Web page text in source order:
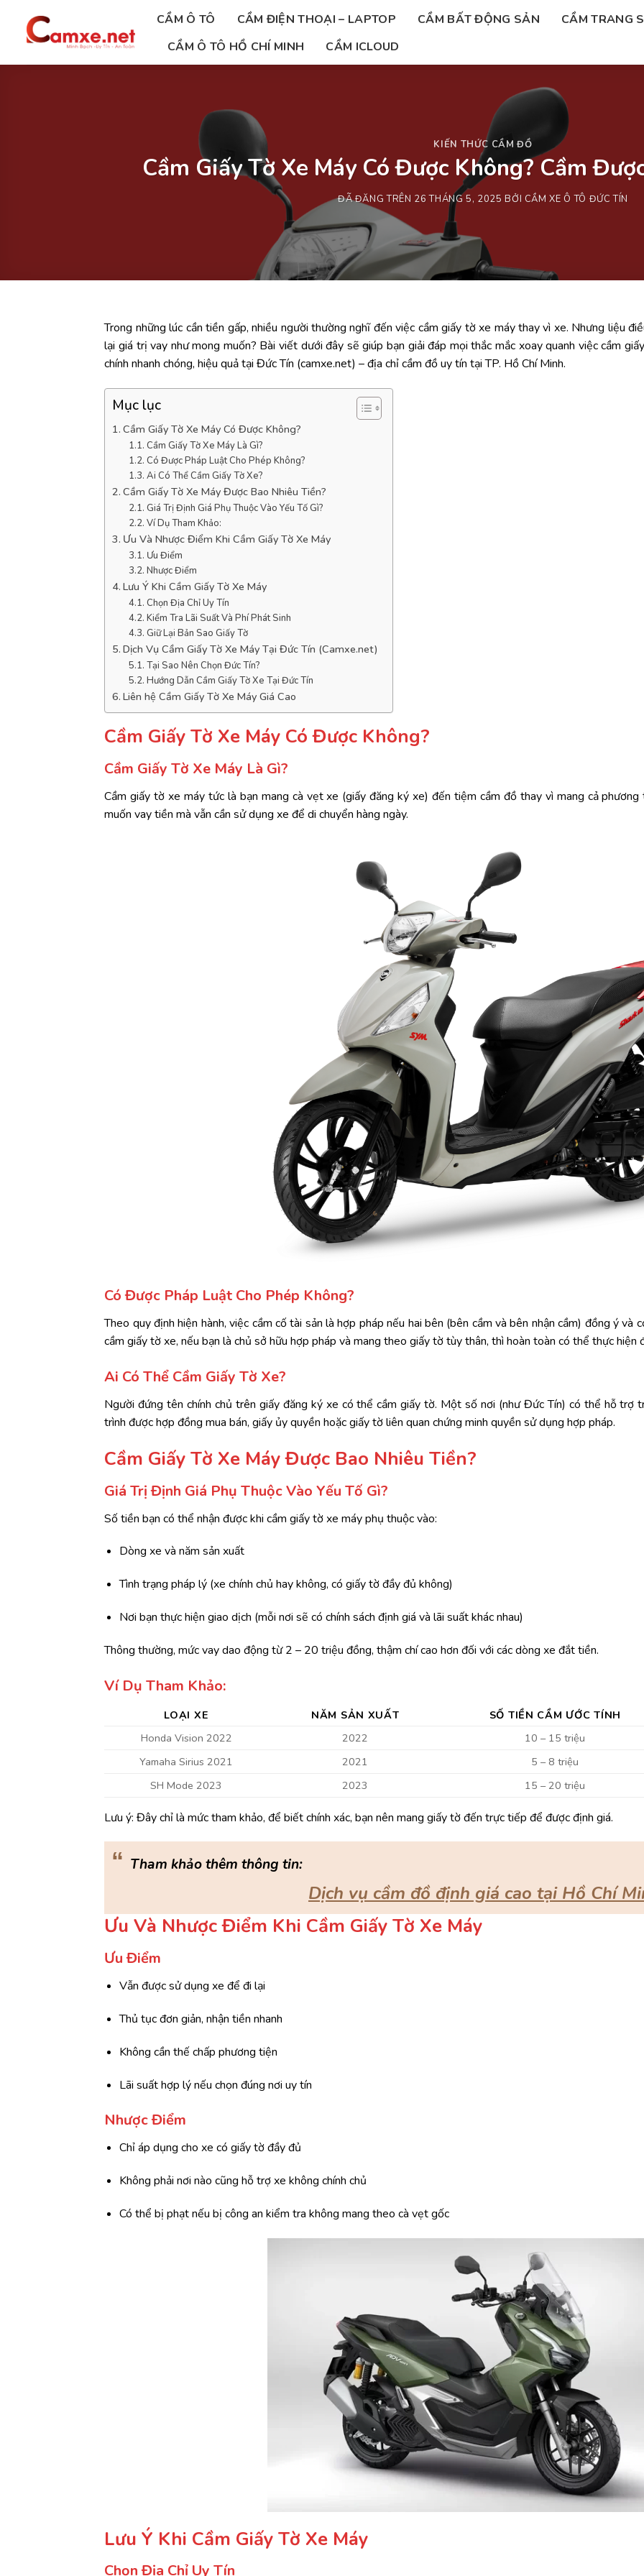
dung
CẦM Ô TÔ CẦM ĐIỆN THOẠI – LAPTOP CẦM BẤT ĐỘNG SẢN
CẦM TRANG
CẦM Ô TÔ HỒ CHÍ MINH
CẦM ICLOUD
KIẾN THỨC CẦM ĐỒ
Cầm Giấy Tờ Xe Máy Có Được Không? Cầm
ĐÃ ĐĂNG TRÊN 26 THÁNG 5, 2025 BỞI CẦM XE Ô TÔ ĐỨC TÍN
Trong nhữnglúc cầntiền gấp,nhiều người thườngnghĩđếnviệc cầmgiấy tờxe máy thayvì xe. Nhưng liệu
lại giá trịvay nhưmong muốn? Bàiviết dướiđây sẽgiúpbạn giảiđáp mọithắcmắc xoayquanh việccầm
chínhnhanhchóng,hiệuquảtạiĐứcTín (camxe.net) –địachỉcầmđồuytíntạiTP. HồChíMinh.
Mục lục
Cầm Giấy Tờ Xe Máy Có Được Không?
Cầm Giấy Tờ Xe Máy Là Gì?
Có Được Pháp Luật Cho Phép Không?
Ai Có Thể Cầm Giấy Tờ Xe?
Cầm Giấy Tờ Xe Máy Được Bao Nhiêu Tiền?
Giá Trị Định Giá Phụ Thuộc Vào Yếu Tố Gì?
Ví Dụ Tham Khảo:
Ưu Và Nhược Điểm Khi Cầm Giấy Tờ Xe Máy
Ưu Điểm
Nhược Điểm
Lưu Ý Khi Cầm Giấy Tờ Xe Máy
Chọn Địa Chỉ Uy Tín
Kiểm Tra Lãi Suất Và Phí Phát Sinh
Giữ Lại Bản Sao Giấy Tờ
Dịch Vụ Cầm Giấy Tờ Xe Máy Tại Đức Tín (Camxe.net)
Tại Sao Nên Chọn Đức Tín?
Hướng Dẫn Cầm Giấy Tờ Xe Tại Đức Tín
Liên hệ Cầm Giấy Tờ Xe Máy Giá Cao
Cầm GiấyTờXe Máy CóĐược Không?
Cầm GiấyTờ Xe Máy Là Gì?
Cầmgiấytờxemáy tức là bạn mang cà vẹtxe (giấyđăngkýxe) đến tiệm cầm đồ thay vì mang cảphương
muốnvaytiềnmàvẫncầnsửdụngxeđểdichuyểnhàngngày.
CóĐược Pháp Luật Cho Phép Không?
Theo quyđịnhhiện hành,việc cầm cốtài sản làhợp phápnếu hai bên (bên cầmvàbên nhậncầm) đồng ývà
cầmgiấytờxe,nếubạnlàchủsởhữuhợpphápvàmangtheogiấytờtùythân,thìhoàntoàncóthểthựchiện
Ai CóThể Cầm GiấyTờ Xe?
Ngườiđứngtênchínhchủ trên giấy đăng ký xe cóthểcầmgiấytờ. Mộtsố nơi (nhưĐứcTín) có thể hỗtrợ
trìnhđượchợpđồngmuabán,giấy ủyquyềnhoặcgiấytờliênquanchứngminhquyềnsửdụnghợppháp.
Cầm GiấyTờXe MáyĐược Bao NhiêuTiền?
GiáTrịĐịnh Giá PhụThuộcVàoYếuTố Gì?
Sốtiềnbạncóthểnhậnđượckhicầmgiấytờxemáyphụthuộcvào:
Dòngxevànămsảnxuất
Tìnhtrạngpháplý (xechínhchủhaykhông,cógiấytờđầyđủkhông)
Nơibạnthựchiệngiaodịch (mỗinơisẽcóchínhsáchđịnhgiávàlãisuấtkhácnhau)
Thôngthường,mứcvaydaođộngtừ2 – 20triệuđồng,thậmchícaohơnđốivớicácdòngxeđắttiền.
Ví DụTham Khảo:
LOẠI XE NĂM SẢN XUẤT SỐ TIỀN CẦM ƯỚCTÍNH
Honda Vision 2022 2022 10 – 15triệu
YamahaSirius2021 2021 5 – 8triệu
SHMode2023 2023 15 –20triệu
Lưuý:Đâychỉlàmứcthamkhảo,đểbiếtchínhxác,bạnnênmanggiấytờđếntrựctiếpđểđượcđịnhgiá.
“ Tham khảo thêm thông tin:
Dịch vụ cầm đồ định giá cao tại Hồ Chí
ƯuVà NhượcĐiểm Khi Cầm GiấyTờXe Máy
ƯuĐiểm
Vẫnđượcsửdụngxeđểđilại
Thủtụcđơngiản,nhậntiềnnhanh
Khôngcầnthếchấpphươngtiện
Lãisuấthợplýnếuchọnđúngnơiuytín
NhượcĐiểm
Chỉápdụngchoxecógiấytờđầyđủ
Khôngphảinơinàocũnghỗtrợxekhôngchínhchủ
Cóthểbịphạtnếubịcôngankiểmtrakhôngmangtheocàvẹtgốc
LưuÝ Khi Cầm GiấyTờXe Máy
ChọnĐịa Chỉ UyTín